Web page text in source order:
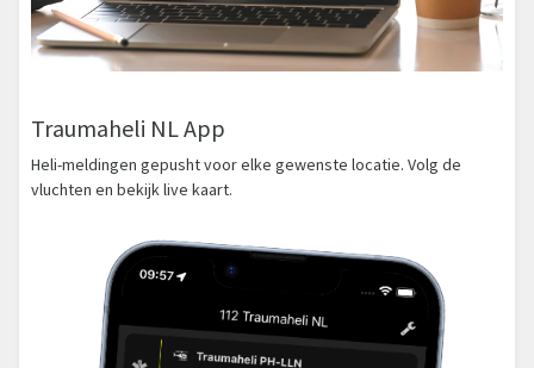
Traumaheli NL App
Heli-meldingen gepusht voor elke gewenste locatie. Volg de
vluchten en bekijk live kaart.